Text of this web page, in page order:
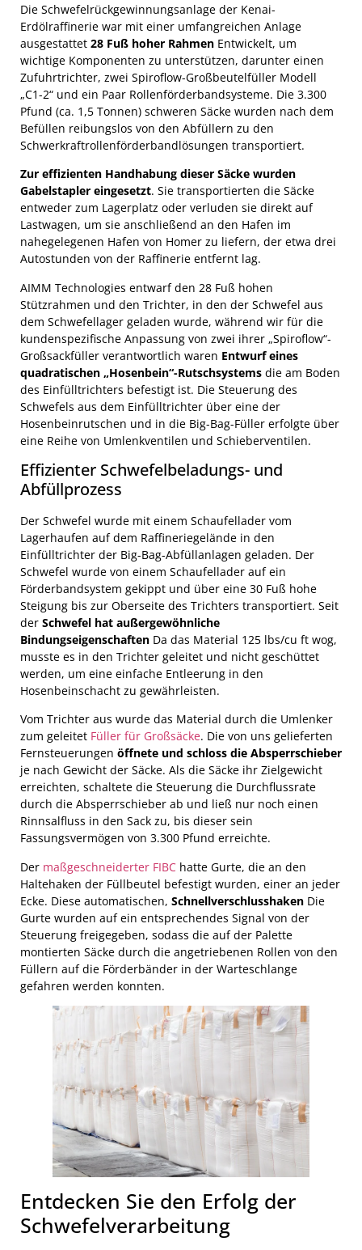
Die Schwefelrückgewinnungsanlage der Kenai-
Erdölraffinerie war mit einer umfangreichen Anlage
ausgestattet 28 Fuß hoher Rahmen Entwickelt, um
wichtige Komponenten zu unterstützen, darunter einen
Zufuhrtrichter, zwei Spiroflow-Großbeutelfüller Modell
„C1-2“ und ein Paar Rollenförderbandsysteme. Die 3.300
Pfund (ca. 1,5 Tonnen) schweren Säcke wurden nach dem
Befüllen reibungslos von den Abfüllern zu den
Schwerkraftrollenförderbandlösungen transportiert.
Zur effizienten Handhabung dieser Säcke wurden
Gabelstapler eingesetzt. Sie transportierten die Säcke
entweder zum Lagerplatz oder verluden sie direkt auf
Lastwagen, um sie anschließend an den Hafen im
nahegelegenen Hafen von Homer zu liefern, der etwa drei
Autostunden von der Raffinerie entfernt lag.
AIMM Technologies entwarf den 28 Fuß hohen
Stützrahmen und den Trichter, in den der Schwefel aus
dem Schwefellager geladen wurde, während wir für die
kundenspezifische Anpassung von zwei ihrer „Spiroflow“-
Großsackfüller verantwortlich waren Entwurf eines
quadratischen „Hosenbein“-Rutschsystems die am Boden
des Einfülltrichters befestigt ist. Die Steuerung des
Schwefels aus dem Einfülltrichter über eine der
Hosenbeinrutschen und in die Big-Bag-Füller erfolgte über
eine Reihe von Umlenkventilen und Schieberventilen.
Effizienter Schwefelbeladungs- und
Abfüllprozess
Der Schwefel wurde mit einem Schaufellader vom
Lagerhaufen auf dem Raffineriegelände in den
Einfülltrichter der Big-Bag-Abfüllanlagen geladen. Der
Schwefel wurde von einem Schaufellader auf ein
Förderbandsystem gekippt und über eine 30 Fuß hohe
Steigung bis zur Oberseite des Trichters transportiert. Seit
der Schwefel hat außergewöhnliche
Bindungseigenschaften Da das Material 125 lbs/cu ft wog,
musste es in den Trichter geleitet und nicht geschüttet
werden, um eine einfache Entleerung in den
Hosenbeinschacht zu gewährleisten.
Vom Trichter aus wurde das Material durch die Umlenker
zum geleitet Füller für Großsäcke. Die von uns gelieferten
Fernsteuerungen öffnete und schloss die Absperrschieber
je nach Gewicht der Säcke. Als die Säcke ihr Zielgewicht
erreichten, schaltete die Steuerung die Durchflussrate
durch die Absperrschieber ab und ließ nur noch einen
Rinnsalfluss in den Sack zu, bis dieser sein
Fassungsvermögen von 3.300 Pfund erreichte.
Der maßgeschneiderter FIBC hatte Gurte, die an den
Haltehaken der Füllbeutel befestigt wurden, einer an jeder
Ecke. Diese automatischen, Schnellverschlusshaken Die
Gurte wurden auf ein entsprechendes Signal von der
Steuerung freigegeben, sodass die auf der Palette
montierten Säcke durch die angetriebenen Rollen von den
Füllern auf die Förderbänder in der Warteschlange
gefahren werden konnten.
Entdecken Sie den Erfolg der
Schwefelverarbeitung